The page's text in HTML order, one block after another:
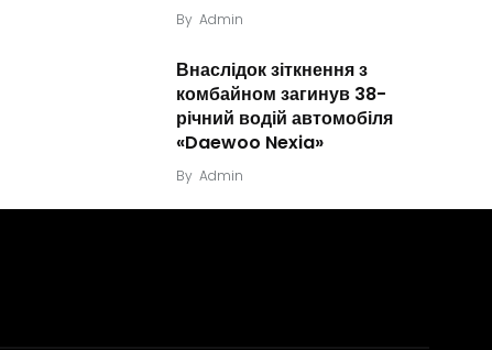
By Admin
Внаслідок зіткнення з
комбайном загинув 38-
річний водій автомобіля
«Daewoo Nexia»
By Admin